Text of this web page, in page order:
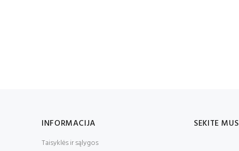
INFORMACIJA
Taisyklės ir sąlygos
SEKITE MUS